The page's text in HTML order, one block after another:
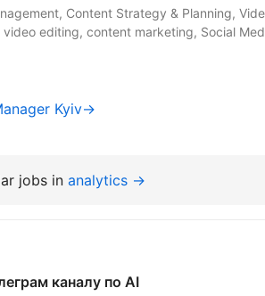
Content Strategy & Planning,
editing, content marketing, Social
Kyiv→
jobs in analytics →
каналу по АІ